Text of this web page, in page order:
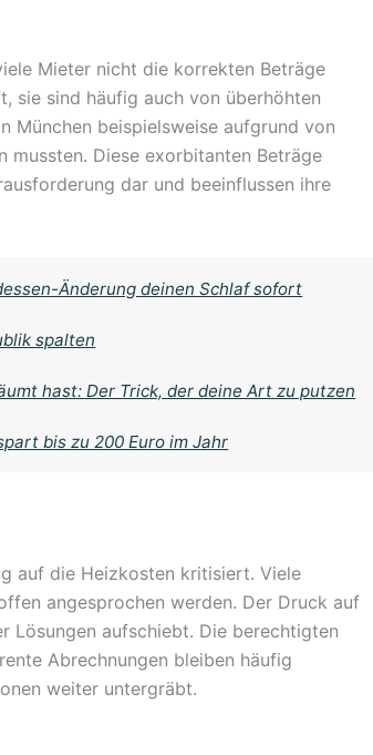
Mieter nicht die korrekten Beträge
sie sind häufig auch von überhöhten
München beispielsweise aufgrund von
mussten. Diese exorbitanten Beträge
dar und beeinflussen ihre
Änderung deinen Schlaf sofort
spalten
hast: Der Trick, der deine Art zu putzen
bis zu 200 Euro im Jahr
auf die Heizkosten kritisiert. Viele
angesprochen werden. Der Druck auf
Lösungen aufschiebt. Die berechtigten
Abrechnungen bleiben häufig
weiter untergräbt.